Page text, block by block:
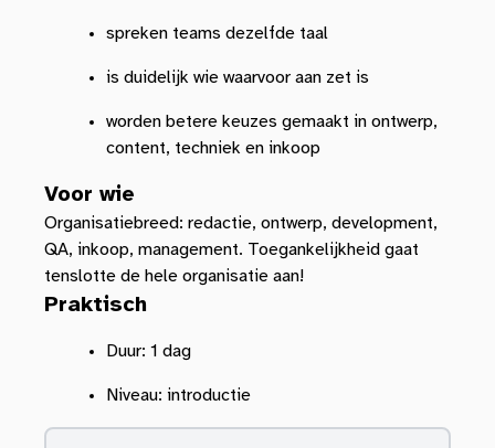
spreken teams dezelfde taal
is duidelijk wie waarvoor aan zet is
worden betere keuzes gemaakt in ontwerp,
content, techniek en inkoop
Voor wie
Organisatiebreed: redactie, ontwerp, development,
QA, inkoop, management. Toegankelijkheid gaat
tenslotte de hele organisatie aan!
Praktisch
Duur: 1 dag
Niveau: introductie